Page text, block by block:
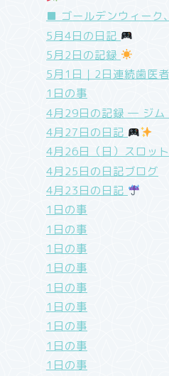
■ ゴールデンウィーク
5月4日の日記
5月2日の記録
5月1日｜2日連続歯医
1日の事
4月29日の記録 ― ジム
4月27日の日記
4月26日（日）スロッ
4月25日の日記ブログ
4月23日の日記
1日の事
1日の事
1日の事
1日の事
1日の事
1日の事
1日の事
1日の事
1日の事